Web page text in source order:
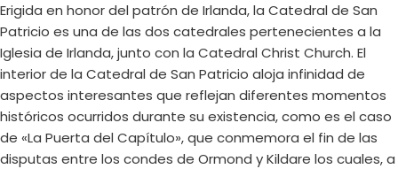
Erigida en honor del patrón de Irlanda, la Catedral de San
Patricio es una de las dos catedrales pertenecientes a la
Iglesia de Irlanda, junto con la Catedral Christ Church. El
interior de la Catedral de San Patricio aloja infinidad de
aspectos interesantes que reflejan diferentes momentos
históricos ocurridos durante su existencia, como es el caso
de «La Puerta del Capítulo», que conmemora el fin de las
disputas entre los condes de Ormond y Kildare los cuales, a